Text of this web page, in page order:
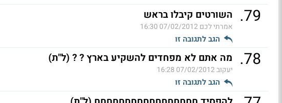
79
. השורטים קיבלו בראש
אמרתי לכם07/02/2012 16:30
הגב לתגובה זו
78
. מה אתם לא מפחדים להשקיע בארץ ? ? (ל"ת)
יעקוב07/02/2012 16:28
הגב לתגובה זו